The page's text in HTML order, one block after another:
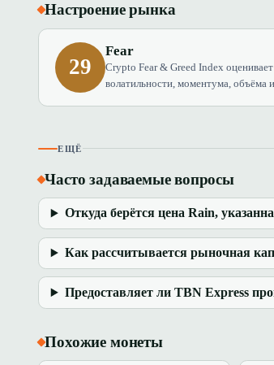
Настроение рынка
29
Fear
Crypto Fear & Greed Index
волатильности, моментума, объёма
ЕЩЁ
Часто задаваемые вопросы
Откуда берётся цена Rain,
Как рассчитывается рыночная
Предоставляет ли TBN Express
Похожие монеты